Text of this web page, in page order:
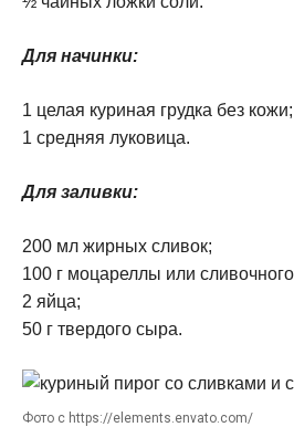
Для начинки:
1 целая куриная грудка без кожи;
1 средняя луковица.
Для заливки:
200 мл жирных сливок;
100 г моцареллы или
2 яйца;
50 г твердого сыра.
Фото с https://elements.envato.com/